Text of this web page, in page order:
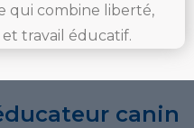
qui combine liberté,
travail éducatif.
canin